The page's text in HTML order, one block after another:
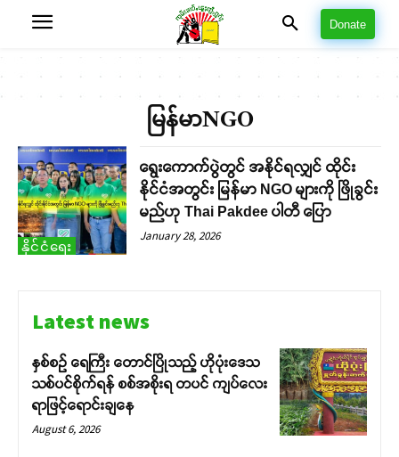
Donate
မြန်မာNGO
နိုင်ငံရေး
ရွေးကောက်ပွဲတွင် အနိုင်ရလျှင် ထိုင်း
နိုင်ငံအတွင်း မြန်မာ NGO များကို ဖြိုခွင်း
မည်ဟု Thai Pakdee ပါတီ ပြော
January 28, 2026
Latest news
နှစ်စဉ် ရေကြီး တောင်ပြိုသည့် ဟိုပုံးဒေသ
သစ်ပင်စိုက်ရန် စစ်အစိုးရ တပင် ကျပ်လေး
ရာဖြင့်ရောင်းချနေ
August 6, 2026